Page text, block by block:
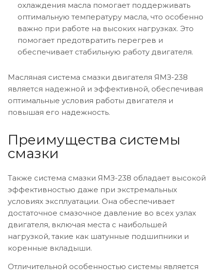
охлаждения масла помогает поддерживать
оптимальную температуру масла, что особенно
важно при работе на высоких нагрузках. Это
помогает предотвратить перегрев и
обеспечивает стабильную работу двигателя.
Масляная система смазки двигателя ЯМЗ-238
является надежной и эффективной, обеспечивая
оптимальные условия работы двигателя и
повышая его надежность.
Преимущества системы
смазки
Также система смазки ЯМЗ-238 обладает высокой
эффективностью даже при экстремальных
условиях эксплуатации. Она обеспечивает
достаточное смазочное давление во всех узлах
двигателя, включая места с наибольшей
нагрузкой, такие как шатунные подшипники и
коренные вкладыши.
Отличительной особенностью системы является